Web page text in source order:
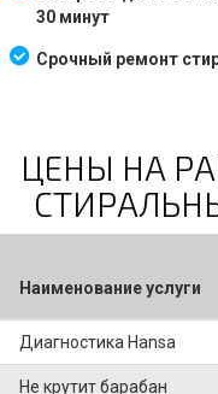
30 минут
Срочный ремонт
ЦЕНЫ НА
Наименование услуги
Диагностика Hansa
Не крутит барабан